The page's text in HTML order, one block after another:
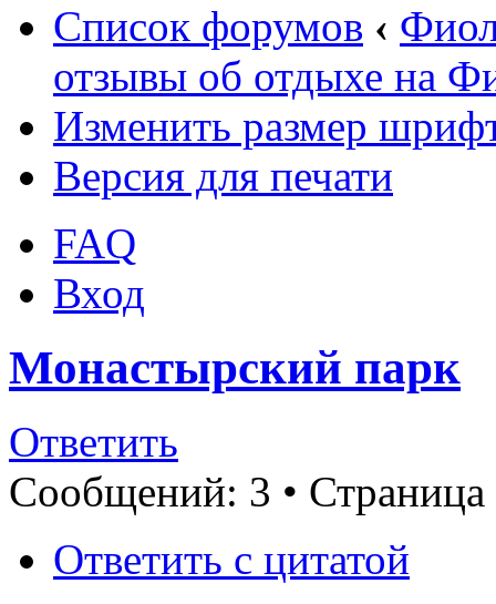
Список форумов ‹
отзывы об отдыхе на
Изменить размер
Версия для печати
FAQ
Вход
Монастырский парк
Ответить
Сообщений: 3 • Страница
Ответить с цитатой